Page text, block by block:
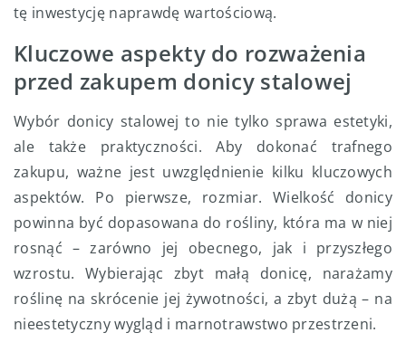
tę inwestycję naprawdę wartościową.
Kluczowe aspekty do rozważenia
przed zakupem donicy stalowej
Wybór donicy stalowej to nie tylko sprawa estetyki,
ale także praktyczności. Aby dokonać trafnego
zakupu, ważne jest uwzględnienie kilku kluczowych
aspektów. Po pierwsze, rozmiar. Wielkość donicy
powinna być dopasowana do rośliny, która ma w niej
rosnąć – zarówno jej obecnego, jak i przyszłego
wzrostu. Wybierając zbyt małą donicę, narażamy
roślinę na skrócenie jej żywotności, a zbyt dużą – na
nieestetyczny wygląd i marnotrawstwo przestrzeni.